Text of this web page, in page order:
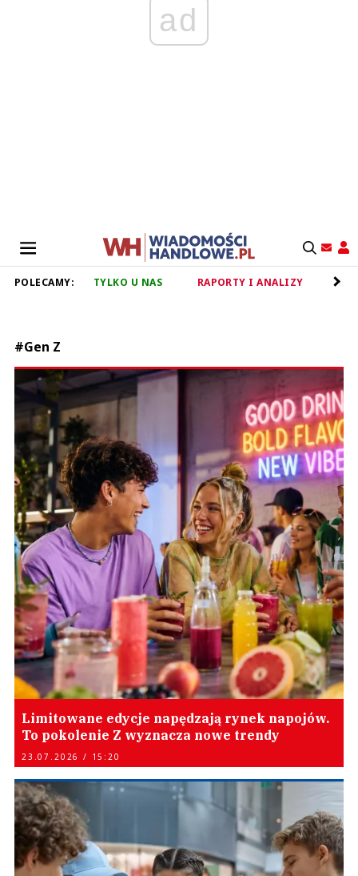
ad
POLECAMY: TYLKO U NAS RAPORTY I ANALIZY
#Gen Z
Limitowane edycje napędzają rynek napojów.
To pokolenie Z wyznacza nowe trendy
23.07.2026 / 15:20